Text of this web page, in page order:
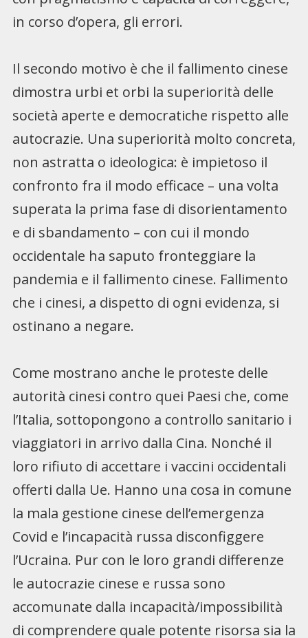
in corso d’opera, gli errori.
Il secondo motivo è che il fallimento cinese
dimostra urbi et orbi la superiorità delle
società aperte e democratiche rispetto alle
autocrazie. Una superiorità molto concreta,
non astratta o ideologica: è impietoso il
confronto fra il modo efficace – una volta
superata la prima fase di disorientamento
e di sbandamento – con cui il mondo
occidentale ha saputo fronteggiare la
pandemia e il fallimento cinese. Fallimento
che i cinesi, a dispetto di ogni evidenza, si
ostinano a negare.
Come mostrano anche le proteste delle
autorità cinesi contro quei Paesi che, come
l’Italia, sottopongono a controllo sanitario i
viaggiatori in arrivo dalla Cina. Nonché il
loro rifiuto di accettare i vaccini occidentali
offerti dalla Ue. Hanno una cosa in comune
la mala gestione cinese dell’emergenza
Covid e l’incapacità russa disconfiggere
l’Ucraina. Pur con le loro grandi differenze
le autocrazie cinese e russa sono
accomunate dalla incapacità/impossibilità
di comprendere quale potente risorsa sia la